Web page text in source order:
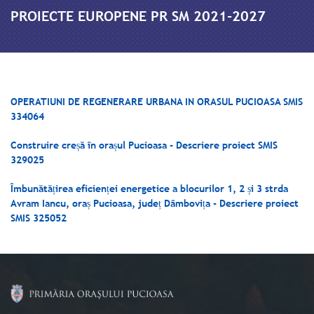
PROIECTE EUROPENE PR SM 2021-2027
OPERATIUNI DE REGENERARE URBANA IN ORASUL PUCIOASA SMIS
334064
Construire creșă în orașul Pucioasa - Descriere proiect SMIS
329025
Îmbunătățirea eficienței energetice a blocurilor 1, 2 și 3 strda
Avram Iancu, oraș Pucioasa, județ Dâmbovița - Descriere proiect
SMIS 325052